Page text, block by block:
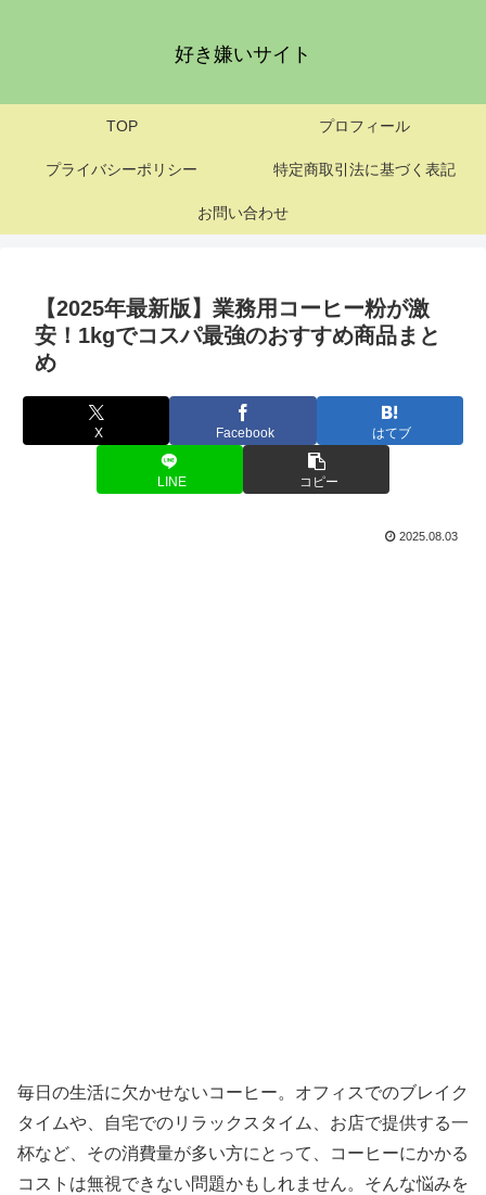
好き嫌いサイト
TOP プロフィール
プライバシーポリシー 特定商取引法に基づく表記
お問い合わせ
【2025年最新版】業務用コーヒー粉が激
安！1kgでコスパ最強のおすすめ商品まと
め
X Facebook はてブ
LINE コピー
2025.08.03
毎日の生活に欠かせないコーヒー。オフィスでのブレイク
タイムや、自宅でのリラックスタイム、お店で提供する一
杯など、その消費量が多い方にとって、コーヒーにかかる
コストは無視できない問題かもしれません。そんな悩みを